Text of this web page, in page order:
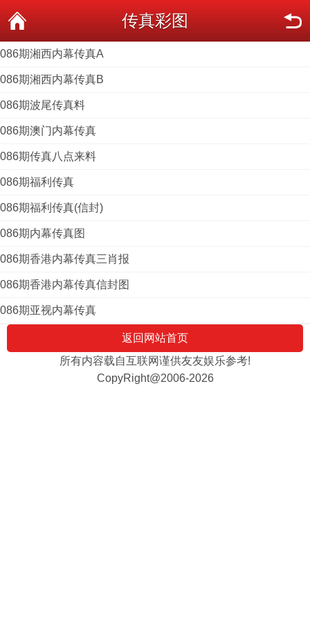
传真彩图
086期湘西内幕传真A
086期湘西内幕传真B
086期波尾传真料
086期澳门内幕传真
086期传真八点来料
086期福利传真
086期福利传真(信封)
086期内幕传真图
086期香港内幕传真三肖报
086期香港内幕传真信封图
086期亚视内幕传真
返回网站首页
所有内容载自互联网谨供友友娱乐参考!
CopyRight@2006-2026